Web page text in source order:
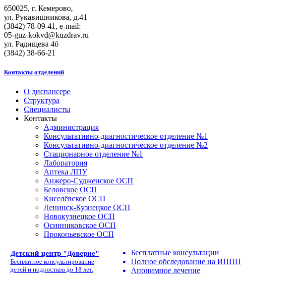
650025, г. Кемерово,
ул. Рукавишникова, д.41
(3842) 78-09-41, e-mail:
05-guz-kоkvd@kuzdrаv.ru
ул. Радищева 4б
(3842) 38-66-21
Контакты отделений
О диспансере
Структура
Специалисты
Контакты
Администрация
Консультативно-диагностическое отделение №1
Консультативно-диагностическое отделение №2
Стационарное отделение №1
Лаборатория
Аптека ЛПУ
Анжеро-Судженское ОСП
Беловское ОСП
Киселёвское ОСП
Ленинск-Кузнецкое ОСП
Новокузнецкое ОСП
Осинниковское ОСП
Прокопьевское ОСП
Детский центр "Доверие"
Бесплатное консультирование
детей и подростков до 18 лет.
Бесплатные консультации
Полное обследование на ИППП
Анонимное лечение